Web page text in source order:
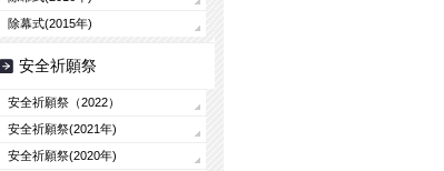
除幕式(2015年)
安全祈願祭
安全祈願祭（2022）
安全祈願祭(2021年)
安全祈願祭(2020年)